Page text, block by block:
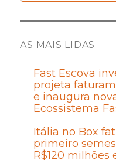
AS MAIS LIDAS
Fast Escova
projeta
e inaugura
Ecossistema
Itália no Box
primeiro
R$120 milhões